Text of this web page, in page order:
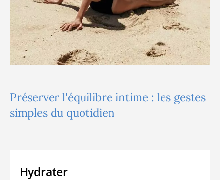
Préserver l'équilibre intime : les gestes
simples du quotidien
Hydrater